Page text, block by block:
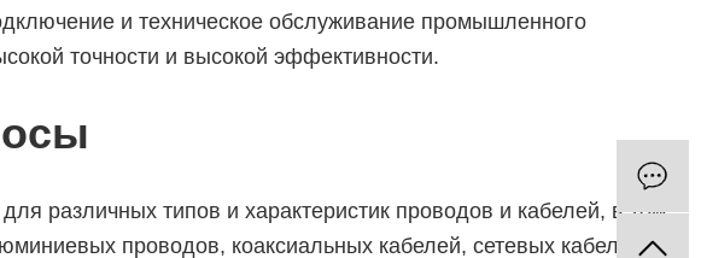
и техническое обслуживание промышленного
точности и высокой эффективности.
различных типов и характеристик проводов и кабелей, в том
проводов, коаксиальных кабелей, сетевых кабелей и т.